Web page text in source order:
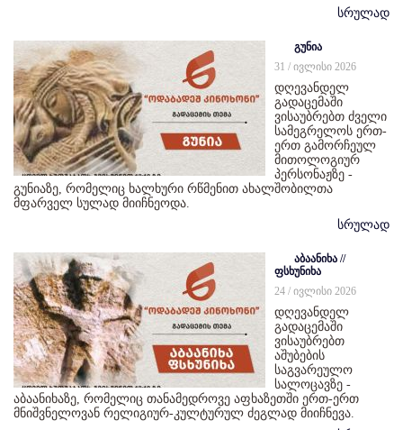
სრულად
გუნია
31 / ივლისი 2026
დღევანდელ
გადაცემაში
ვისაუბრებთ ძველი
სამეგრელოს ერთ-
ერთ გამორჩეულ
მითოლოგიურ
პერსონაჟზე -
გუნიაზე, რომელიც ხალხური რწმენით ახალშობილთა
მფარველ სულად მიიჩნეოდა.
სრულად
აბაანიხა //
ფსხუნიხა
24 / ივლისი 2026
დღევანდელ
გადაცემაში
ვისაუბრებთ
აშუბების
საგვარეულო
სალოცავზე -
აბაანიხაზე, რომელიც თანამედროვე აფხაზეთში ერთ-ერთ
მნიშვნელოვან რელიგიურ-კულტურულ ძეგლად მიიჩნევა.